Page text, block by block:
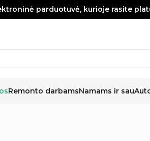
parduotuvė, kurioje rasite
Remonto darbamsNamams ir sau